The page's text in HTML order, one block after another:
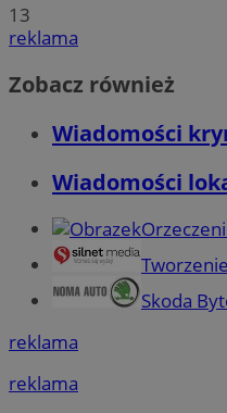
13
reklama
Zobacz również
Wiadomości
Wiadomości
Skoda
reklama
reklama